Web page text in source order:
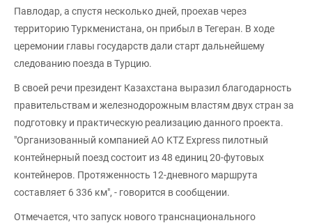
Павлодар, а спустя несколько дней, проехав через
территорию Туркменистана, он прибыл в Тегеран. В ходе
церемонии главы государств дали старт дальнейшему
следованию поезда в Турцию.
В своей речи президент Казахстана выразил благодарность
правительствам и железнодорожным властям двух стран за
подготовку и практическую реализацию данного проекта.
"Организованный компанией АО KTZ Express пилотный
контейнерный поезд состоит из 48 единиц 20-футовых
контейнеров. Протяженность 12-дневного маршрута
составляет 6 336 км", - говорится в сообщении.
Отмечается, что запуск нового транснационального